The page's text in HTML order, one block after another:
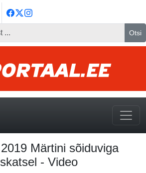
Otsi
Märtini sõiduviga
- Video